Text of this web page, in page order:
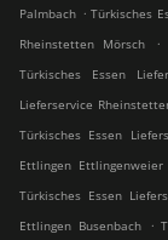
Palmbach . Türkisches
Rheinstetten Mörsch
.
Türkisches Essen
Lieferservice
Türkisches Essen
Ettlingen Ettlingenweier
Türkisches Essen
Ettlingen Busenbach
.